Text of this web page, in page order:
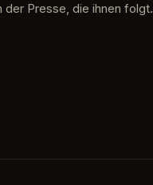
Presse, die ihnen folgt.